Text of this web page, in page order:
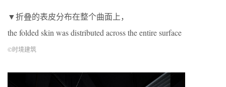
▼折叠的表皮分布在整个曲面上，
the folded skin was distributed across the entire surface
©时境建筑